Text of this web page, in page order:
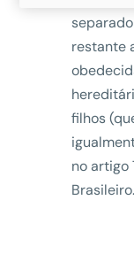
restante
filhos
no artigo
Brasileiro.